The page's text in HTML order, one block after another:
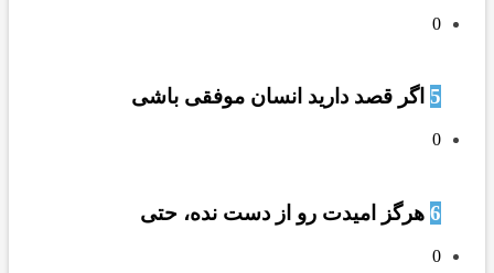
0
5 اگر قصد دارید انسان موفقی باشی
0
6 هرگز امیدت رو از دست نده، حتی
0